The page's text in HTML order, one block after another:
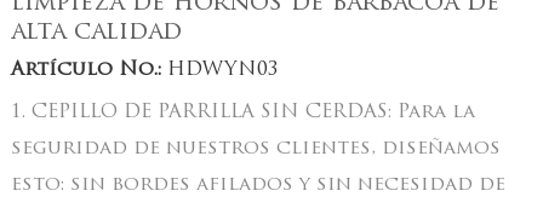
alta calidad
Artículo No.:HDWYN03
1. CEPILLO DE PARRILLA SIN CERDAS: Para la
seguridad de nuestros clientes, diseñamos
esto: sin bordes afilados y sin necesidad de